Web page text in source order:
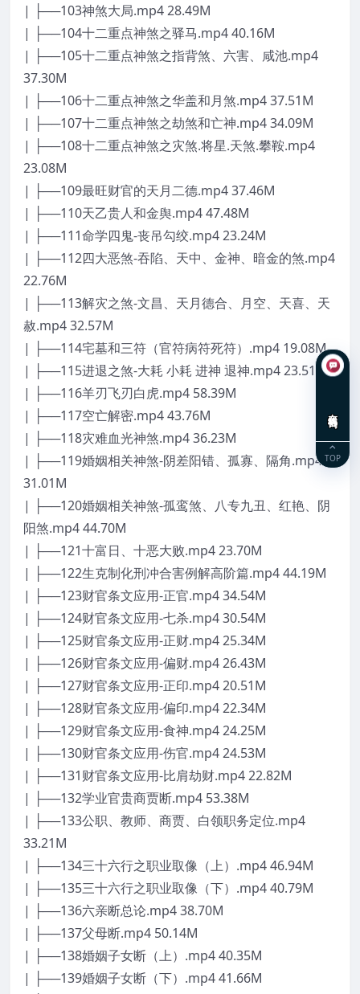
| ├──103神煞大局.mp4 28.49M
| ├──104十二重点神煞之驿马.mp4 40.16M
| ├──105十二重点神煞之指背煞、六害、咸池.mp4
37.30M
| ├──106十二重点神煞之华盖和月煞.mp4 37.51M
| ├──107十二重点神煞之劫煞和亡神.mp4 34.09M
| ├──108十二重点神煞之灾煞.将星.天煞.攀鞍.mp4
23.08M
| ├──109最旺财官的天月二德.mp4 37.46M
| ├──110天乙贵人和金舆.mp4 47.48M
| ├──111命学四鬼-丧吊勾绞.mp4 23.24M
| ├──112四大恶煞-吞陷、天中、金神、暗金的煞.mp4
22.76M
| ├──113解灾之煞-文昌、天月德合、月空、天喜、天
赦.mp4 32.57M
| ├──114宅墓和三符（官符病符死符）.mp4 19.08M
| ├──115进退之煞-大耗 小耗 进神 退神.mp4 23.51M
| ├──116羊刃飞刃白虎.mp4 58.39M
| ├──117空亡解密.mp4 43.76M
| ├──118灾难血光神煞.mp4 36.23M
| ├──119婚姻相关神煞-阴差阳错、孤寡、隔角.mp4
31.01M
| ├──120婚姻相关神煞-孤鸾煞、八专九丑、红艳、阴
阳煞.mp4 44.70M
| ├──121十富日、十恶大败.mp4 23.70M
| ├──122生克制化刑冲合害例解高阶篇.mp4 44.19M
| ├──123财官条文应用-正官.mp4 34.54M
| ├──124财官条文应用-七杀.mp4 30.54M
| ├──125财官条文应用-正财.mp4 25.34M
| ├──126财官条文应用-偏财.mp4 26.43M
| ├──127财官条文应用-正印.mp4 20.51M
| ├──128财官条文应用-偏印.mp4 22.34M
| ├──129财官条文应用-食神.mp4 24.25M
| ├──130财官条文应用-伤官.mp4 24.53M
| ├──131财官条文应用-比肩劫财.mp4 22.82M
| ├──132学业官贵商贾断.mp4 53.38M
| ├──133公职、教师、商贾、白领职务定位.mp4
33.21M
| ├──134三十六行之职业取像（上）.mp4 46.94M
| ├──135三十六行之职业取像（下）.mp4 40.79M
| ├──136六亲断总论.mp4 38.70M
| ├──137父母断.mp4 50.14M
| ├──138婚姻子女断（上）.mp4 40.35M
| ├──139婚姻子女断（下）.mp4 41.66M
TOP